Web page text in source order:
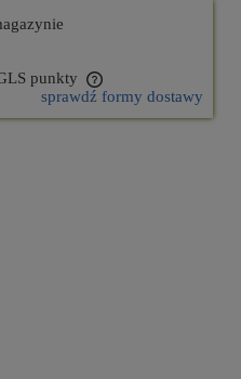
punkty
płatności
sprawdź formy dostawy